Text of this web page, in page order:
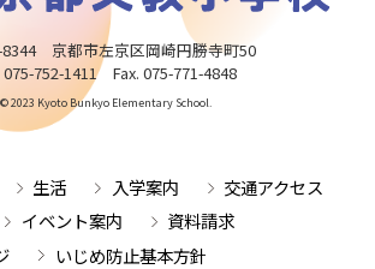
8344 京都市左京区岡崎円勝寺町50
075-752-1411 Fax. 075-771-4848
© 2023 Kyoto Bunkyo Elementary School.
生活 入学案内
交通アクセス
イベント案内
資料請求
いじめ防止基本方針